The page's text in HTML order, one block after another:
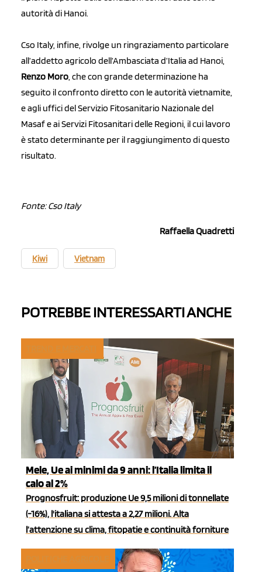
autorità di Hanoi.
Cso Italy, infine, rivolge un ringraziamento particolare
all’addetto agricolo dell’Ambasciata d’Italia ad Hanoi,
Renzo Moro , che con grande determinazione ha
seguito il confronto diretto con le autorità vietnamite,
e agli uffici del Servizio Fitosanitario Nazionale del
Masaf e ai Servizi Fitosanitari delle Regioni, il cui lavoro
è stato determinante per il raggiungimento di questo
risultato.
Fonte: Cso Italy
Raffaella Quadretti
Kiwi Vietnam
POTREBBE INTERESSARTI ANCHE
Mele, Ue ai minimi da 9 anni: l’Italia limita il
calo al 2%
Prognosfruit: produzione Ue 9,5 milioni di tonnellate
(-16%), l'italiana si attesta a 2,27 milioni. Alta
l’attenzione su clima, fitopatie e continuità forniture